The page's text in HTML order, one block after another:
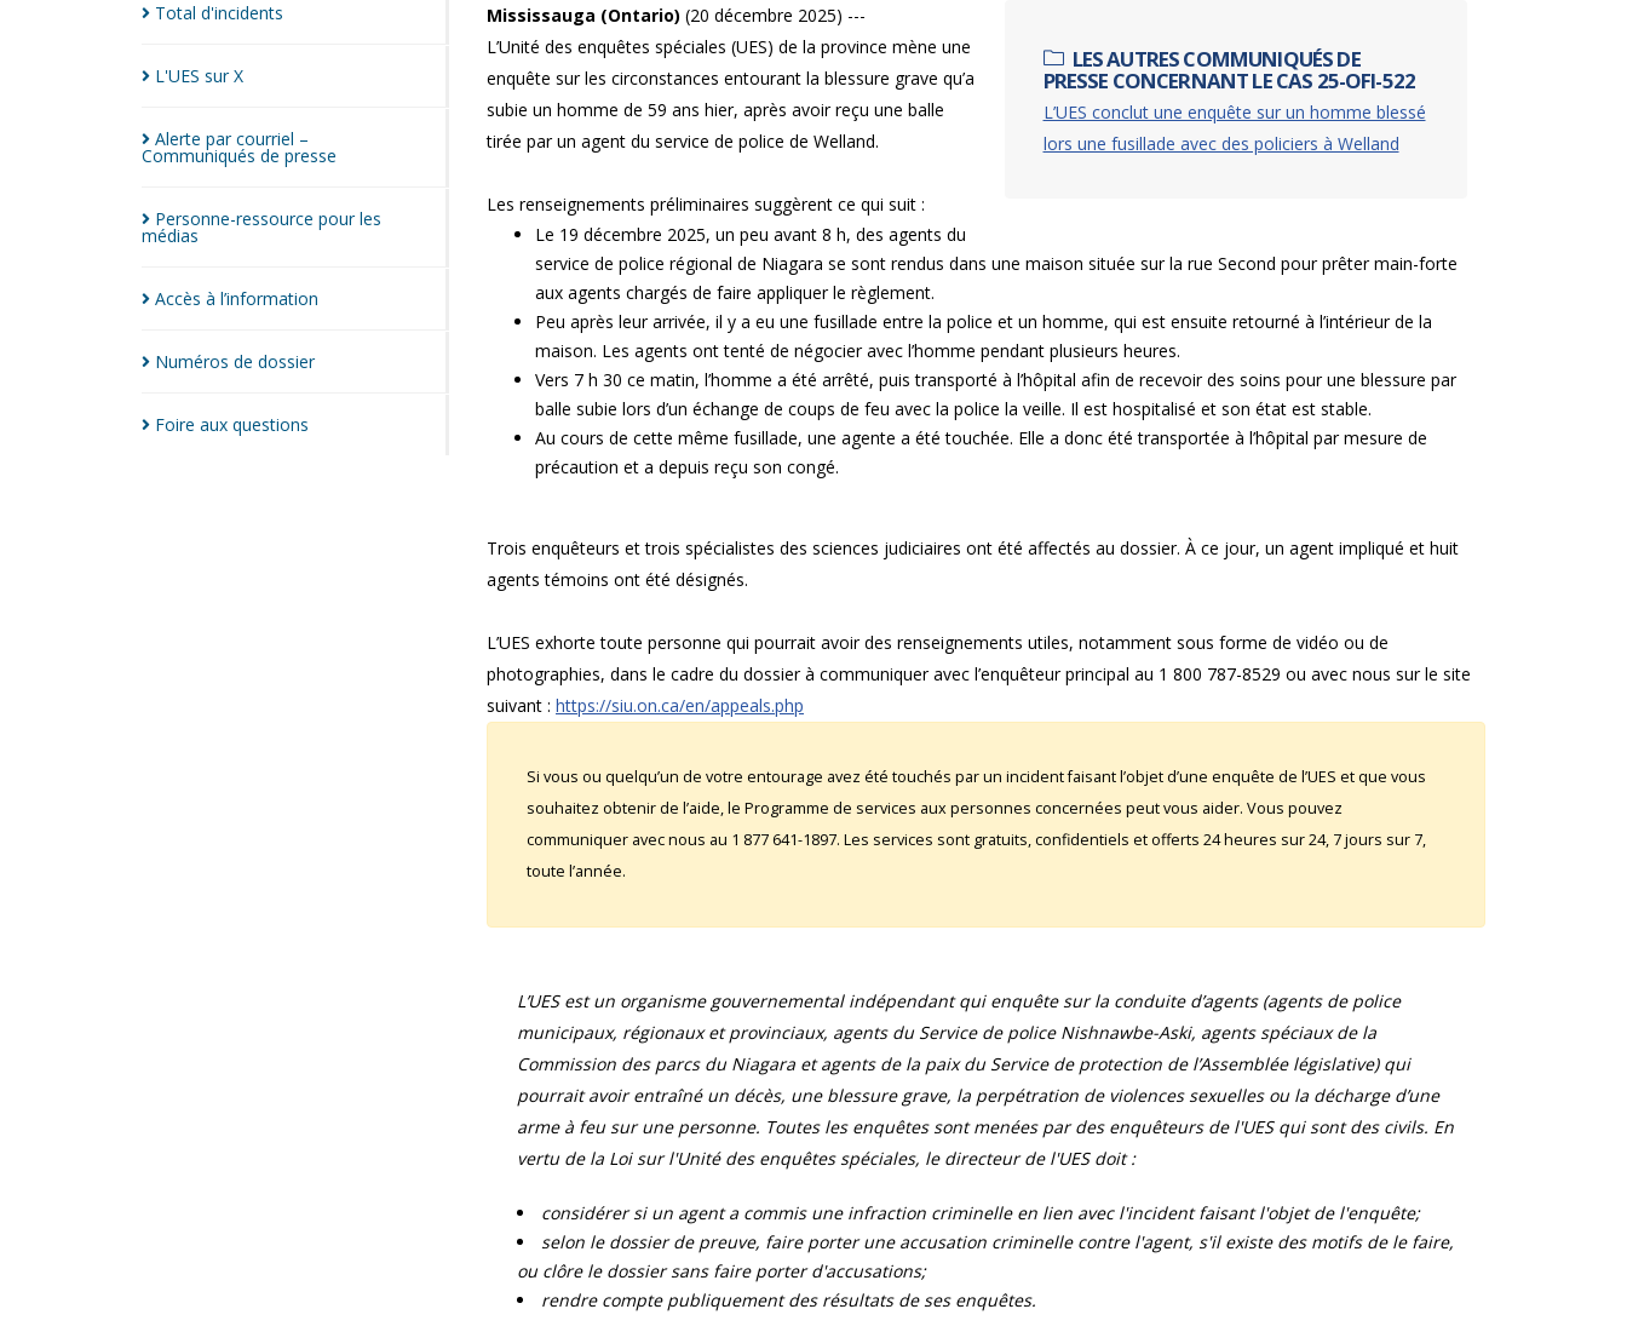
Total d'incidents
L'UES surX
Alerte par courriel –
Communiqués de presse
Personne-ressource pour les
médias
Accès à l’information
Numéros de dossier
Foire aux questions
LES AUTRES COMMUNIQUÉS DE
PRESSE CONCERNANT LE CAS 25-OFI-522
L’UES conclut une enquête sur un homme blessé
lors une fusillade avec des policiers à Welland
Mississauga (Ontario) (20 décembre 2025) ---
L’Unité des enquêtes spéciales (UES) de la province mène une
enquête sur les circonstances entourant la blessure grave qu’a
subie un homme de 59 ans hier, après avoir reçu une balle
tirée par un agent du service de police de Welland.
Les renseignements préliminaires suggèrent ce qui suit :
Le 19 décembre 2025, un peu avant 8 h, des agents du
service de police régional de Niagara se sont rendus dans une maison située sur la rue Second pour prêter main-forte
aux agents chargés de faire appliquer le règlement.
Peu après leur arrivée, il y a eu une fusillade entre la police et un homme, qui est ensuite retourné à l’intérieur de la
maison. Les agents ont tenté de négocier avec l’homme pendant plusieurs heures.
Vers 7 h 30 ce matin, l’homme a été arrêté, puis transporté à l’hôpital afin de recevoir des soins pour une blessure par
balle subie lors d’un échange de coups de feu avec la police la veille. Il est hospitalisé et son état est stable.
Au cours de cette même fusillade, une agente a été touchée. Elle a donc été transportée à l’hôpital par mesure de
précaution et a depuis reçu son congé.
Trois enquêteurs et trois spécialistes des sciences judiciaires ont été affectés au dossier. À ce jour, un agent impliqué et huit
agents témoins ont été désignés.
L’UES exhorte toute personne qui pourrait avoir des renseignements utiles, notamment sous forme de vidéo ou de
photographies, dans le cadre du dossier à communiquer avec l’enquêteur principal au 1 800 787-8529 ou avec nous sur le site
suivant : https://siu.on.ca/en/appeals.php
Si vous ou quelqu’un de votre entourage avez été touchés par un incident faisant l’objet d’une enquête de l’UES et que vous
souhaitez obtenir de l’aide, le Programme de services aux personnes concernées peut vous aider. Vous pouvez
communiquer avec nous au 1 877 641-1897. Les services sont gratuits, confidentiels et offerts 24 heures sur 24, 7 jours sur 7,
toute l’année.
L’UES est un organisme gouvernemental indépendant qui enquête sur la conduite d’agents (agents de police
municipaux, régionaux et provinciaux, agents du Service de police Nishnawbe-Aski, agents spéciaux de la
Commission des parcs du Niagara et agents de la paix du Service de protection de l’Assemblée législative) qui
pourrait avoir entraîné un décès, une blessure grave, la perpétration de violences sexuelles ou la décharge d’une
arme à feu sur une personne. Toutes les enquêtes sont menées par des enquêteurs de l'UES qui sont des civils. En
vertu de la Loi sur l'Unité des enquêtes spéciales, le directeur de l'UES doit :
considérer si un agent a commis une infraction criminelle en lien avec l'incident faisant l'objet de l'enquête;
selon le dossier de preuve, faire porter une accusation criminelle contre l'agent, s'il existe des motifs de le faire,
ou clôre le dossier sans faire porter d'accusations;
rendre compte publiquement des résultats de ses enquêtes.